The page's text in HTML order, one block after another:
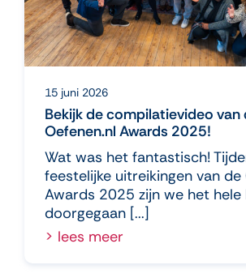
Bekijk de compilatievideo van
Oefenen.nl Awards 2025!
15 juni 2026
Wat was het fantastisch!
feestelijke uitreikingen van de
Awards 2025 zijn we het hele
doorgegaan [...]
lees meer